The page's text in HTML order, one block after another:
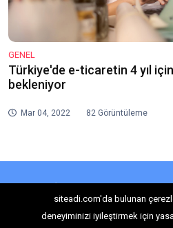
GENEL
Türkiye'de e-ticaretin 4 yıl
bekleniyor
Mar 04, 2022 82 Görüntüleme
E-Bültenimize
siteadi.com'da bulunan
deneyiminizi iyileştirmek için